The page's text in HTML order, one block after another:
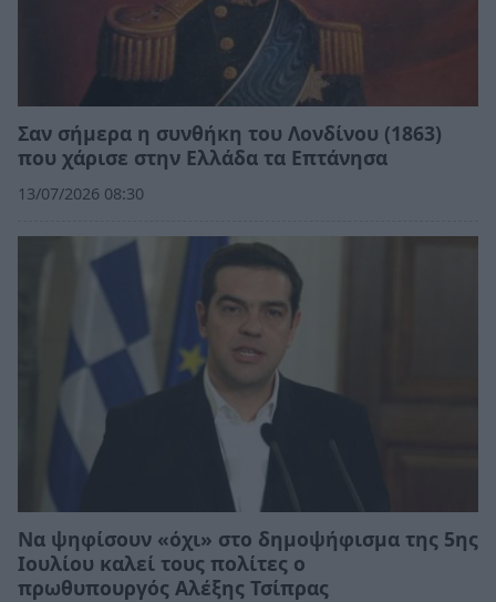
Σαν σήμερα η συνθήκη του Λονδίνου (1863)
που χάρισε στην Ελλάδα τα Επτάνησα
13/07/2026 08:30
Να ψηφίσουν «όχι» στο δημοψήφισμα της 5ης
Ιουλίου καλεί τους πολίτες ο
πρωθυπουργός Αλέξης Τσίπρας